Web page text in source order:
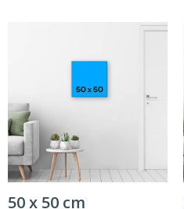
50 x 50 cm